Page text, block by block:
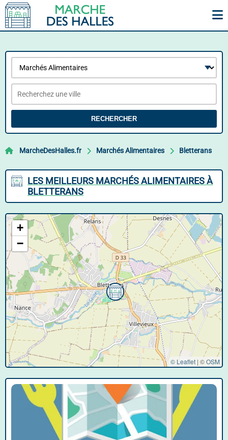
RECHERCHER
MarcheDesHalles.fr Marchés Alimentaires Bletterans
LES MEILLEURS MARCHÉS ALIMENTAIRES À
BLETTERANS
+
−
© Leaflet | ©OSM